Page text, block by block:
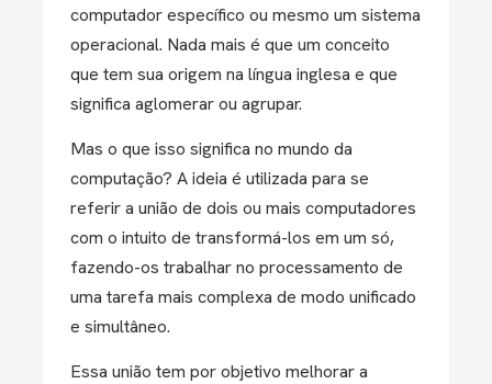
computador específico ou mesmo um sistema
operacional. Nada mais é que um conceito
que tem sua origem na língua inglesa e que
significa aglomerar ou agrupar.
Mas o que isso significa no mundo da
computação? A ideia é utilizada para se
referir a união de dois ou mais computadores
com o intuito de transformá-los em um só,
fazendo-os trabalhar no processamento de
uma tarefa mais complexa de modo unificado
e simultâneo.
Essa união tem por objetivo melhorar a